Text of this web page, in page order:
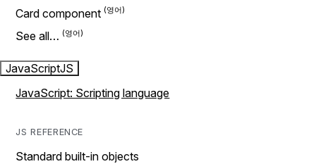
Card component
See all…
JavaScriptJS
JavaScript: Scripting language
JS REFERENCE
Standard built-in objects